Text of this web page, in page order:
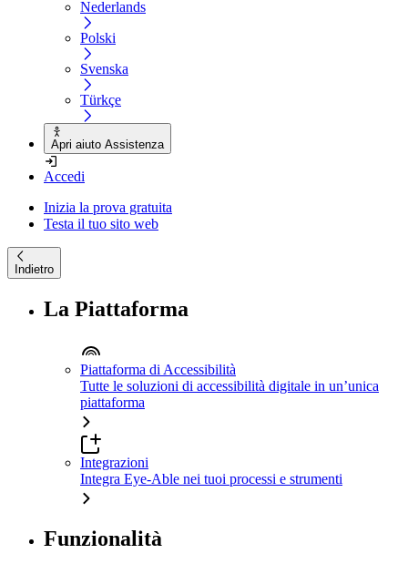
Nederlands
Polski
Svenska
Türkçe
Apri aiuto Assistenza
Accedi
Inizia la prova gratuita
Testa il tuo sito web
Indietro
La Piattaforma
Piattaforma di Accessibilità
Tutte le soluzioni di accessibilità digitale in un’unica
piattaforma
Integrazioni
Integra Eye-Able nei tuoi processi e strumenti
Funzionalità